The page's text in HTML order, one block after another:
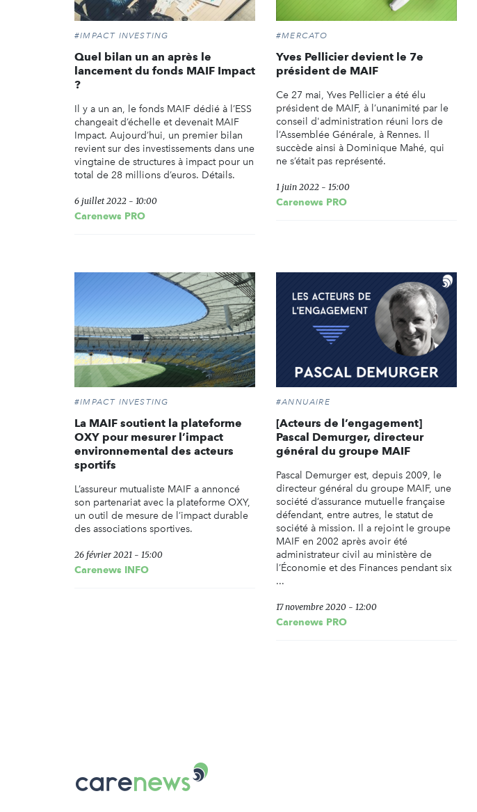
#IMPACT INVESTING
Quel bilan un an après le
lancement du fonds MAIF Impact
?
Il y a un an, le fonds MAIF dédié à l’ESS
changeait d’échelle et devenait MAIF
Impact. Aujourd’hui, un premier bilan
revient sur des investissements dans une
vingtaine de structures à impact pour un
total de 28 millions d’euros. Détails.
6 juillet 2022 - 10:00
Carenews PRO
#MERCATO
Yves Pellicier devient le 7e
président de MAIF
Ce 27 mai, Yves Pellicier a été élu
président de MAIF, à l’unanimité par le
conseil d'administration réuni lors de
l’Assemblée Générale, à Rennes. Il
succède ainsi à Dominique Mahé, qui
ne s’était pas représenté.
1 juin 2022 - 15:00
Carenews PRO
#IMPACT INVESTING
La MAIF soutient la plateforme
OXY pour mesurer l’impact
environnemental des acteurs
sportifs
L’assureur mutualiste MAIF a annoncé
son partenariat avec la plateforme OXY,
un outil de mesure de l’impact durable
des associations sportives.
26 février 2021 - 15:00
Carenews INFO
#ANNUAIRE
[Acteurs de l’engagement]
Pascal Demurger, directeur
général du groupe MAIF
Pascal Demurger est, depuis 2009, le
directeur général du groupe MAIF, une
société d’assurance mutuelle française
défendant, entre autres, le statut de
société à mission. Il a rejoint le groupe
MAIF en 2002 après avoir été
administrateur civil au ministère de
l’Économie et des Finances pendant six
...
17 novembre 2020 - 12:00
Carenews PRO
Le